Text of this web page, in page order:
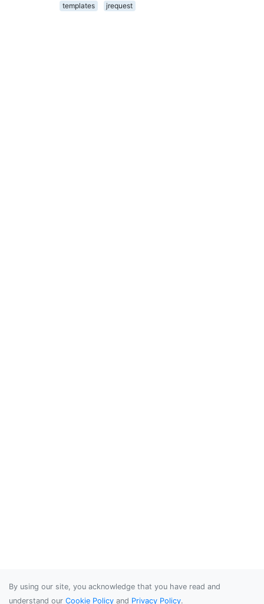
templates
jrequest
By using our site, you acknowledge that you have read and
understand our Cookie Policy and Privacy Policy.